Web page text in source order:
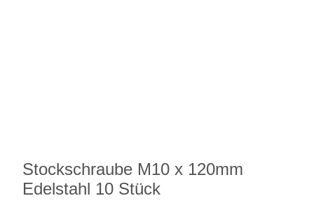
Stockschraube M10 x 120mm
Edelstahl 10 Stück